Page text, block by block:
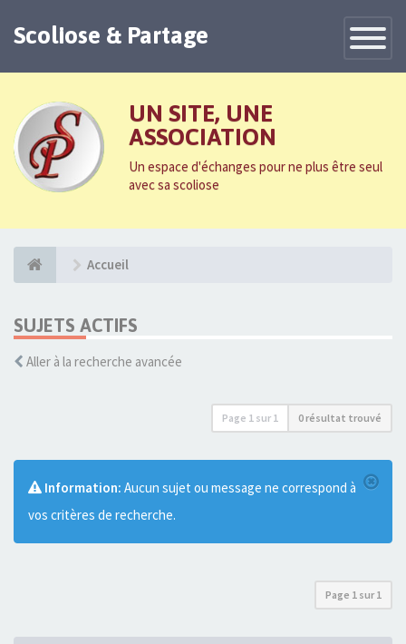
Toggle
Scoliose & Partage
UN SITE, UNE
ASSOCIATION
Un espace d'échanges pour ne plus être seul
avec sa scoliose
Accueil
SUJETS ACTIFS
Aller à la recherche avancée
Page 1 sur 1 0 résultat trouvé
Information: Aucun sujet ou message ne correspond à
vos critères de recherche.
Page 1 sur1